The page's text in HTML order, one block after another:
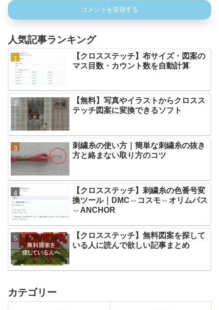
人気記事ランキング
【クロスステッチ】布サイズ・図案の
マス目数・カウント数を自動計算
【無料】写真やイラストからクロスス
テッチ図案に変換できるソフト
刺繍糸の使い方｜簡単な刺繍糸の抜き
方と絡まない取り方のコツ
【クロスステッチ】刺繍糸の色番号変
換ツール｜DMC⇔コスモ⇔オリムパス
⇔ANCHOR
【クロスステッチ】無料図案を探して
いる人に読んで欲しい記事まとめ
カテゴリー